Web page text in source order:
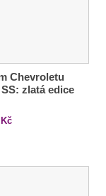
Chevroletu
zlatá edice
Kč